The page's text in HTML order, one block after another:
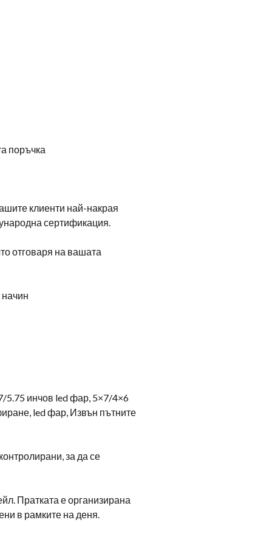
поръчка
клиенти най-накрая
сертификация.
отговаря на вашата
5.75 инчов led фар, 5×7/4×6
led фар, Извън пътните
за да се
Пратката е организирана
в рамките на деня.